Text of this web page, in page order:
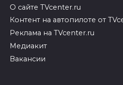
О сайте TVcenter.ru
Контент на автопилоте от
Реклама на TVcenter.ru
Медиакит
Вакансии